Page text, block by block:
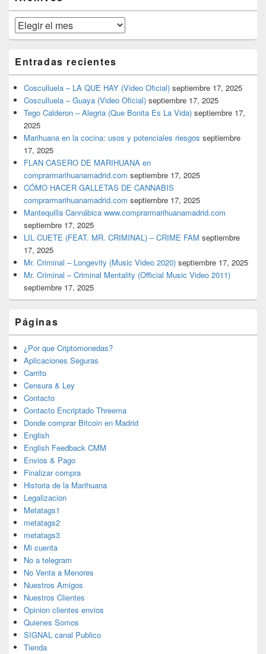
primaria
Archivos
Entradas recientes
Cosculluela – LA QUE HAY (Video Oficial) septiembre 17, 2025
Cosculluela – Guaya (Video Oficial) septiembre 17, 2025
Tego Calderon – Alegria (Que Bonita Es La Vida) septiembre 17,
2025
Marihuana en la cocina: usos y potenciales riesgos septiembre
17, 2025
FLAN CASERO DE MARIHUANA en
comprarmarihuanamadrid.com septiembre 17, 2025
CÓMO HACER GALLETAS DE CANNABIS
comprarmarihuanamadrid.com septiembre 17, 2025
Mantequilla Cannábica www.comprarmarihuanamadrid.com
septiembre 17, 2025
LIL CUETE (FEAT. MR. CRIMINAL) – CRIME FAM septiembre
17, 2025
Mr. Criminal – Longevity (Music Video 2020) septiembre 17, 2025
Mr. Criminal – Criminal Mentality (Official Music Video 2011)
septiembre 17, 2025
Páginas
¿Por que Criptomonedas?
Aplicaciones Seguras
Carrito
Censura & Ley
Contacto
Contacto Encriptado Threema
Donde comprar Bitcoin en Madrid
English
English Feedback CMM
Envios & Pago
Finalizar compra
Historia de la Marihuana
Legalizacion
Metatags1
metatags2
metatags3
Mi cuenta
No a telegram
No Venta a Menores
Nuestros Amigos
Nuestros Clientes
Opinion clientes envios
Quienes Somos
SIGNAL canal Publico
Tienda